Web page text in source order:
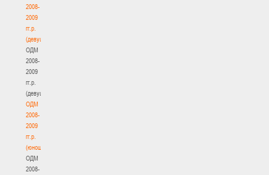
2008-
2009
гг.р.
(девушки)
ОДМ
2008-
2009
гг.р.
(девушки)
ОДМ
2008-
2009
гг.р.
(юноши)
ОДМ
2008-